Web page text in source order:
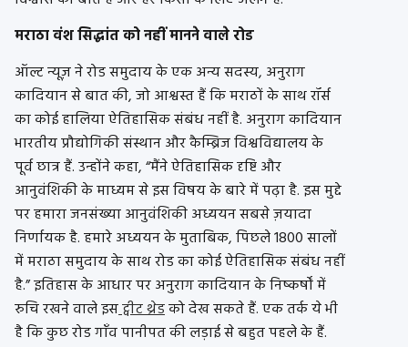
मराठा वंश सिद्धांत को नहीं मानने वाले रोड
ऑल्ट न्यूज़ ने रोड समुदाय के एक अन्य सदस्य, अनुराग
कादियान से बात की, जो आश्वस्त हैं कि मराठों के साथ रॉर्स
का कोई हालिया ऐतिहासिक संबंध नहीं है. अनुराग कादियान
भारतीय प्रौद्योगिकी संस्थान और कैम्ब्रिज विश्वविद्यालय के
पूर्व छात्र हैं. उन्होंने कहा, “मैंने ऐतिहासिक दृष्टि और
आनुवंशिकी के माध्यम से इस विषय के बारे में पढ़ा है. इस मुद्दे
पर हमारा जनसंख्या आनुवंशिकी अध्ययन सबसे ज़यादा
निर्णायक है. हमारे अध्ययन के मुताबिक, पिछले 1800 सालों
में मराठा समुदाय के साथ रोड का कोई ऐतिहासिक संबंध नहीं
है.” इतिहास के आधार पर अनुराग कादियान के निष्कर्षों में
रुचि रखने वाले इसट्वीट थ्रेडको देख सकते हैं. एक तर्क ये भी
है कि कुछ रोड गाँव पानीपत की लड़ाई से बहुत पहले के हैं.